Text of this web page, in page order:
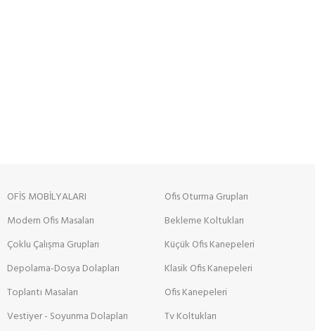
OFİS MOBİLYALARI
Modern Ofis Masaları
Çoklu Çalışma Grupları
Depolama-Dosya Dolapları
Toplantı Masaları
Vestiyer - Soyunma Dolapları
Ofis Oturma Grupları
Bekleme Koltukları
Küçük Ofis Kanepeleri
Klasik Ofis Kanepeleri
Ofis Kanepeleri
Tv Koltukları